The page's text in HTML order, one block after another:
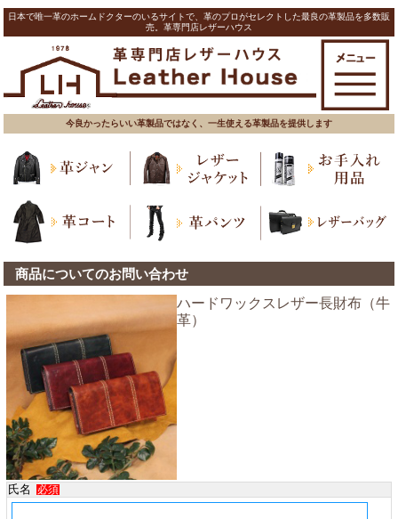
日本で唯一革のホームドクターのいるサイトで、革のプロがセレクトした最良の革製品を多数販
売。革専門店レザーハウス
今良かったらいい革製品ではなく、一生使える革製品を提供します
商品についてのお問い合わせ
ハードワックスレザー長財布（牛
革）
氏名 必須